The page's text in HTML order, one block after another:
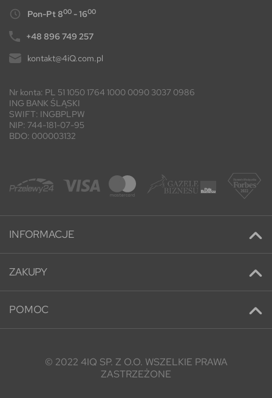
Pon-Pt 800 - 1600
+48 896 749 257
kontakt@4iQ.com.pl
Nr konta: PL 51 1050 1764 1000 0090 3037 0986
ING BANK ŚLĄSKI
SWIFT: INGBPLPW
NIP: 744-181-07-95
BDO: 000003132
INFORMACJE
Kontakt
Promocje
Regulamin
ZAKUPY
Adresy
Historia zamówień
Konto klienta
POMOC
O nas
© 2022 4IQ SP. Z O.O. WSZELKIE PRAWA
ZASTRZEŻONE